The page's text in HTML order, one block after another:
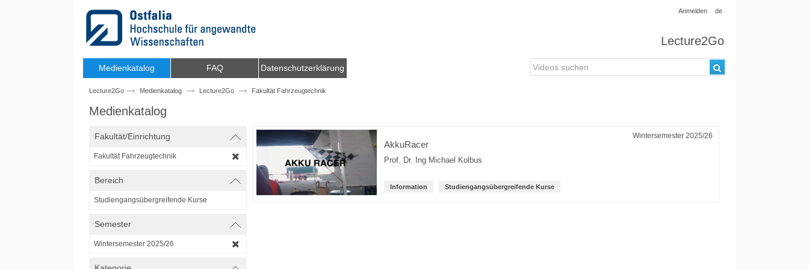
Anmelden de
Lecture2Go
Medienkatalog FAQ Datenschutzerklärung
Lecture2Go Medienkatalog Lecture2Go Fakultät Fahrzeugtechnik
Medienkatalog
Fakultät/Einrichtung
Fakultät Fahrzeugtechnik
Bereich
Studiengangsübergreifende Kurse
Semester
Wintersemester 2025/26
Wintersemester 2025/26
AkkuRacer
Prof. Dr. Ing Michael Kolbus
Information Studiengangsübergreifende Kurse